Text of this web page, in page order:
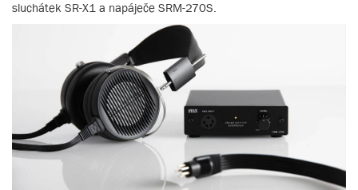
sluchátek SR-X1 a napáječe SRM-270S.